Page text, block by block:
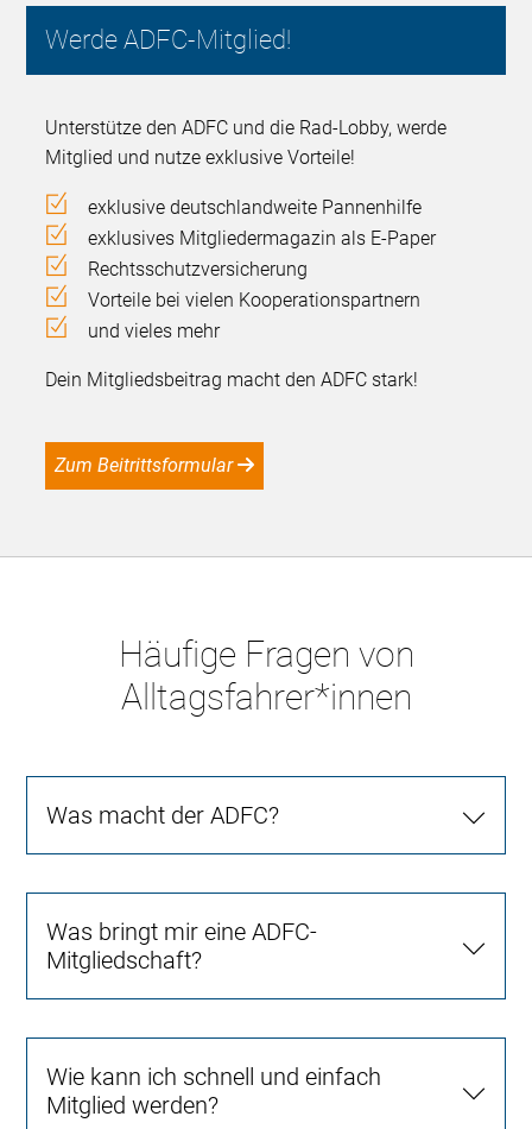
Werde ADFC-Mitglied!
Unterstütze den ADFC und die Rad-Lobby, werde
Mitglied und nutze exklusive Vorteile!
exklusive deutschlandweite Pannenhilfe
exklusives Mitgliedermagazin als E-Paper
Rechtsschutzversicherung
Vorteile bei vielen Kooperationspartnern
und vieles mehr
Dein Mitgliedsbeitrag macht den ADFC stark!
Zum Beitrittsformular
Häufige Fragen von
Alltagsfahrer*innen
Was macht der ADFC?
Was bringt mir eine ADFC-
Mitgliedschaft?
Wie kann ich schnell und einfach
Mitglied werden?